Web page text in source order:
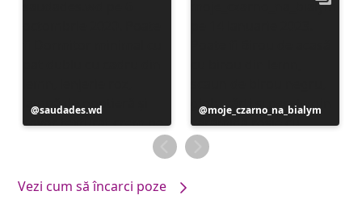
Postare
publicată
saudades.wd
Postare
publicată
de
moje_czarno_na_bialym
Vezi cum să încarci poze